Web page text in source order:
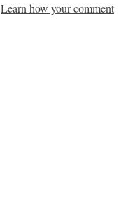
Learn how your comment